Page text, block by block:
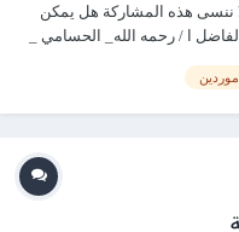
ننسى هذه المشاركة هل يمكن
ا / رحمه الله_ الحسامي _
موردين